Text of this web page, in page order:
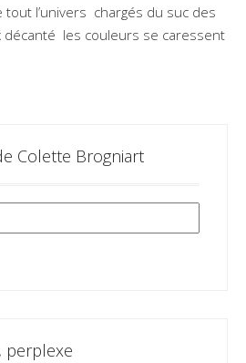
l’univers chargés du suc des
décanté les couleurs se caressent
Colette Brogniart
perplexe